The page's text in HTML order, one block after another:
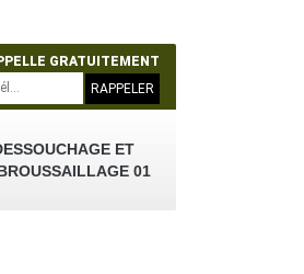
ET
01
GRATUITEMENT